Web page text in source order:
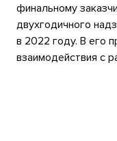
финальному
двухгодичного
в 2022 году. В его
взаимодействия с